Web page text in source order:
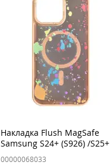
Накладка Flush MagSafe
Samsung S24+ (S926) /S25+
(S936) Desert Gold
00000068033